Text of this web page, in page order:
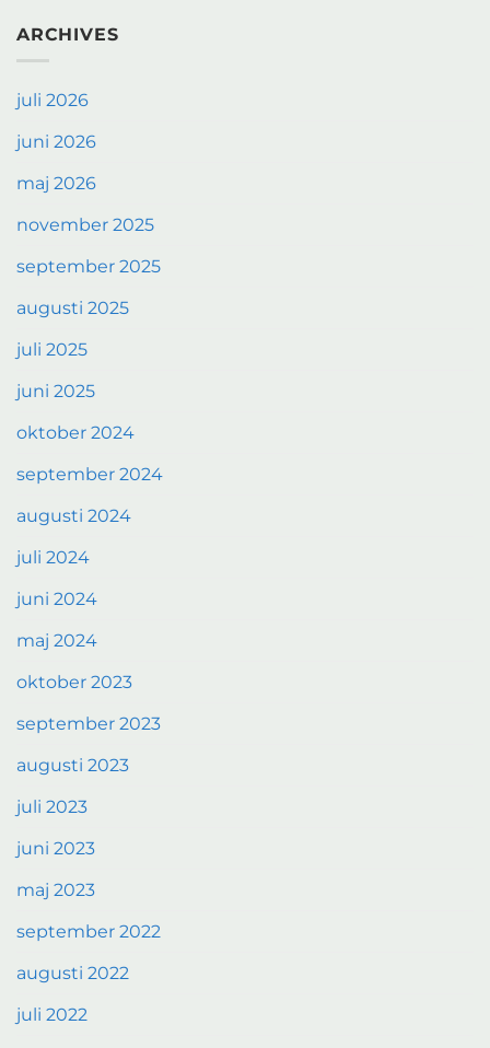
ARCHIVES
juli 2026
juni 2026
maj 2026
november 2025
september 2025
augusti 2025
juli 2025
juni 2025
oktober 2024
september 2024
augusti 2024
juli 2024
juni 2024
maj 2024
oktober 2023
september 2023
augusti 2023
juli 2023
juni 2023
maj 2023
september 2022
augusti 2022
juli 2022